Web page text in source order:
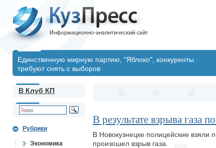
Единственную мирную партию, "Яблоко", конкуренты
требуют снять с выборов
В Клуб КП
Рубрики
Экономика
В результате взрыва газа
В Новокузнецке полицейские взяли
произошел взрыв газа.